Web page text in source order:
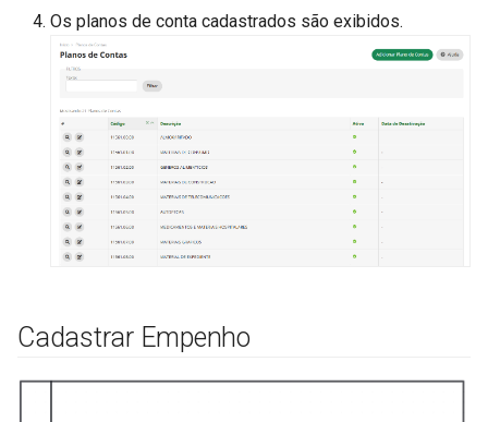
Os planos de conta cadastrados são exibidos.
Cadastrar Empenho